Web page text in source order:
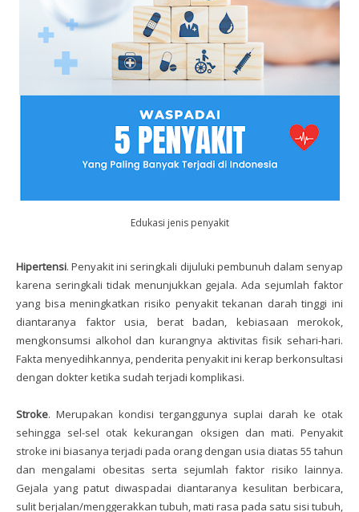
Edukasi jenis penyakit
Hipertensi. Penyakit ini seringkali dijuluki pembunuh dalam senyap
karena seringkali tidak menunjukkan gejala. Ada sejumlah faktor
yang bisa meningkatkan risiko penyakit tekanan darah tinggi ini
diantaranya faktor usia, berat badan, kebiasaan merokok,
mengkonsumsi alkohol dan kurangnya aktivitas fisik sehari-hari.
Fakta menyedihkannya, penderita penyakit ini kerap berkonsultasi
dengan dokter ketika sudah terjadi komplikasi.
Stroke. Merupakan kondisi terganggunya suplai darah ke otak
sehingga sel-sel otak kekurangan oksigen dan mati. Penyakit
stroke ini biasanya terjadi pada orang dengan usia diatas 55 tahun
dan mengalami obesitas serta sejumlah faktor risiko lainnya.
Gejala yang patut diwaspadai diantaranya kesulitan berbicara,
sulit berjalan/menggerakkan tubuh, mati rasa pada satu sisi tubuh,